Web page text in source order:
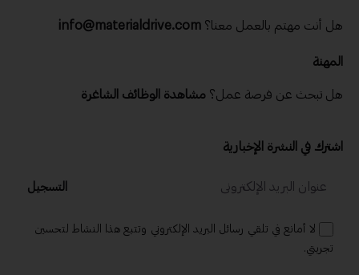
هل أنت مهتم بالعمل معنا؟ info@materialdrive.com
المهنة
هل تبحث عن فرصة عمل؟ مشاهدة الوظائف الشاغرة
اشترك في النشرة الإخبارية
التسجيل
لا أمانع في تلقي رسائل البريد الإلكتروني وتتبع هذا النشاط لتحسين
تجربتي.